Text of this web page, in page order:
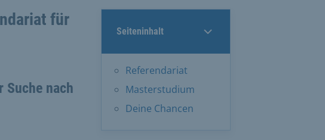
Seiteninhalt
Referendariat
Masterstudium
Deine Chancen
für
Suche nach